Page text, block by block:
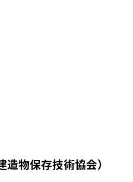
物保存技術協会）